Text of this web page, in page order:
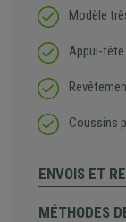
Modèle
Appui-
Coussins
ENVOIS ET
MÉTHODES